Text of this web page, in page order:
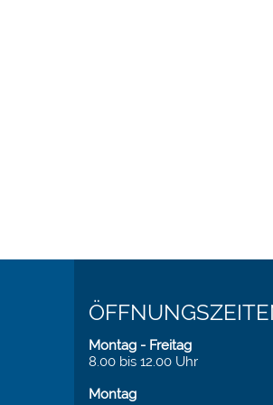
Montag - Freitag
8.00 bis 12.00 Uhr
Montag